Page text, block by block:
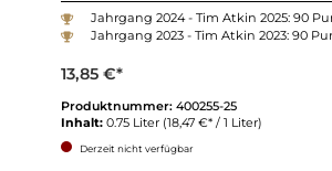
Jahrgang 2024 - Tim Atkin 2025: 90
Jahrgang 2023 - Tim Atkin 2023: 90
13,85 €*
Produktnummer: 400255-25
Inhalt: 0.75 Liter (18,47 €* / 1 Liter)
Derzeit nicht verfügbar